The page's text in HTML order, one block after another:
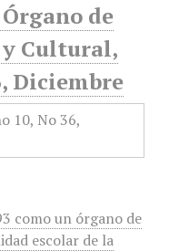
de
Cultural,
Diciembre
como un órgano de
escolar de la